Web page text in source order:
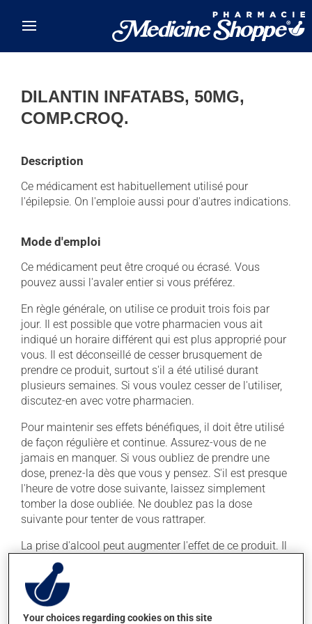
DILANTIN INFATABS, 50MG,
COMP.CROQ.
Description
Ce médicament est habituellement utilisé pour
l'épilepsie. On l'emploie aussi pour d'autres indications.
Mode d'emploi
Ce médicament peut être croqué ou écrasé. Vous
pouvez aussi l'avaler entier si vous préférez.
En règle générale, on utilise ce produit trois fois par
jour. Il est possible que votre pharmacien vous ait
indiqué un horaire différent qui est plus approprié pour
vous. Il est déconseillé de cesser brusquement de
prendre ce produit, surtout s'il a été utilisé durant
plusieurs semaines. Si vous voulez cesser de l'utiliser,
discutez-en avec votre pharmacien.
Pour maintenir ses effets bénéfiques, il doit être utilisé
de façon régulière et continue. Assurez-vous de ne
jamais en manquer. Si vous oubliez de prendre une
dose, prenez-la dès que vous y pensez. S'il est presque
l'heure de votre dose suivante, laissez simplement
tomber la dose oubliée. Ne doublez pas la dose
suivante pour tenter de vous rattraper.
La prise d'alcool peut augmenter l'effet de ce produit. Il
est donc recommandé d'en consommer avec
modération. Afin de savoir quelle quantité d'alcool
vous est permise, veuillez en discuter avec votre
professionnel(le) de la santé.
Your choices regarding cookies on this site